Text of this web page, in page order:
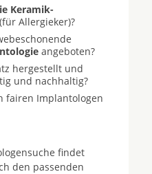
Keramik-
Allergieker)?
angeboten?
hergestellt und
und nachhaltig?
fairen Implantologen
findet
den passenden